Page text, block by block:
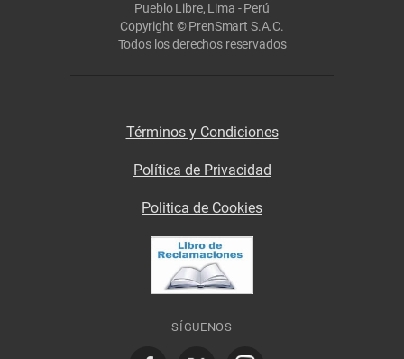
Pueblo Libre, Lima - Perú
Copyright © PrenSmart S.A.C.
Todos los derechos reservados
Términos y Condiciones
Política de Privacidad
Politica de Cookies
SÍGUENOS